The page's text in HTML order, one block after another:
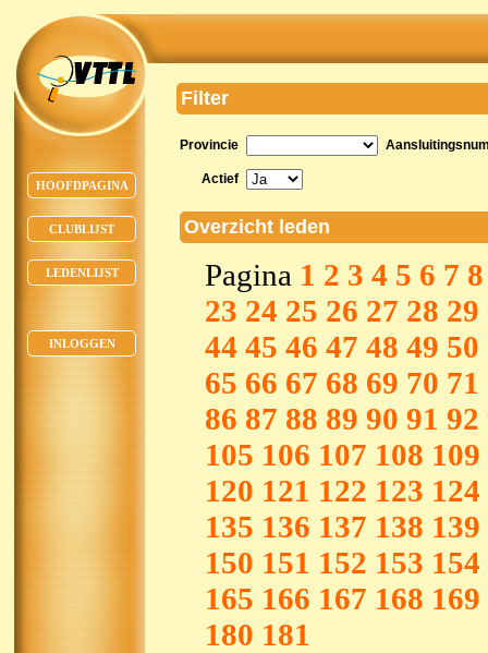
HOOFDPAGINA
CLUBLIJST
LEDENLIJST
INLOGGEN
Filter
Provincie
Actief
Overzicht leden
Pagina 1 2 3 4 5 6 7 8
23 24 25 26 27 28 29
44 45 46 47 48 49 50
65 66 67 68 69 70 71
86 87 88 89 90 91 92
105 106 107 108 109
120 121 122 123 124
135 136 137 138 139
150 151 152 153 154
165 166 167 168 169
180 181